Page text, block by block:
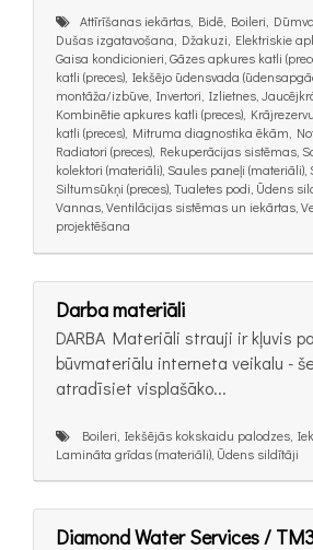
Attīrīšanas iekārtas, Bidē, Boileri,
Dušas izgatavošana, Džakuzi, Elektriskie
Gaisa kondicionieri, Gāzes apkures katli
katli (preces), Iekšējo ūdensvada
montāža/izbūve, Invertori, Izlietnes,
Kombinētie apkures katli (preces),
katli (preces), Mitruma diagnostika ēkām,
Radiatori (preces), Rekuperācijas sistēmas,
kolektori (materiāli), Saules paneļi (materiāli),
Siltumsūkņi (preces), Tualetes podi, Ūdens
Vannas, Ventilācijas sistēmas un iekārtas,
projektēšana
Darba materiāli
DARBA Materiāli strauji ir kļuvis
būvmateriālu interneta veikalu -
atradīsiet visplašāko...
Boileri, Iekšējās kokskaidu palodzes,
Lamināta grīdas (materiāli), Ūdens sildītāji
Diamond Water Services /